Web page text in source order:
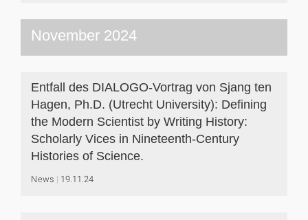
November 2024
Entfall des DIALOGO-Vortrag von Sjang ten
Hagen, Ph.D. (Utrecht University): Defining
the Modern Scientist by Writing History:
Scholarly Vices in Nineteenth-Century
Histories of Science.
News 19.11.24